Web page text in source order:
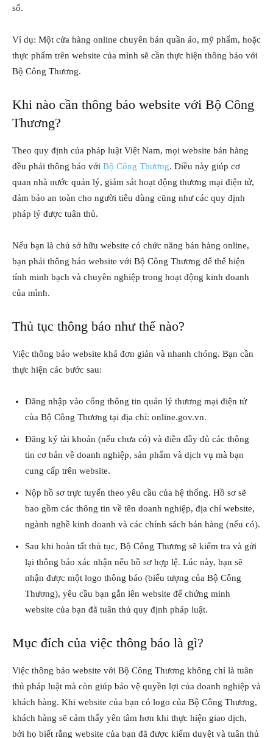
số.
Ví dụ: Một cửa hàng online chuyên bán quần áo, mỹ phẩm, hoặc
thực phẩm trên website của mình sẽ cần thực hiện thông báo với
Bộ Công Thương.
Khi nào cần thông báo website với Bộ Công
Thương?
Theo quy định của pháp luật Việt Nam, mọi website bán hàng
đều phải thông báo với Bộ Công Thương. Điều này giúp cơ
quan nhà nước quản lý, giám sát hoạt động thương mại điện tử,
đảm bảo an toàn cho người tiêu dùng cũng như các quy định
pháp lý được tuân thủ.
Nếu bạn là chủ sở hữu website có chức năng bán hàng online,
bạn phải thông báo website với Bộ Công Thương để thể hiện
tính minh bạch và chuyên nghiệp trong hoạt động kinh doanh
của mình.
Thủ tục thông báo như thế nào?
Việc thông báo website khá đơn giản và nhanh chóng. Bạn cần
thực hiện các bước sau:
Đăng nhập vào cổng thông tin quản lý thương mại điện tử
của Bộ Công Thương tại địa chỉ: online.gov.vn.
Đăng ký tài khoản (nếu chưa có) và điền đầy đủ các thông
tin cơ bản về doanh nghiệp, sản phẩm và dịch vụ mà bạn
cung cấp trên website.
Nộp hồ sơ trực tuyến theo yêu cầu của hệ thống. Hồ sơ sẽ
bao gồm các thông tin về tên doanh nghiệp, địa chỉ website,
ngành nghề kinh doanh và các chính sách bán hàng (nếu có).
Sau khi hoàn tất thủ tục, Bộ Công Thương sẽ kiểm tra và gửi
lại thông báo xác nhận nếu hồ sơ hợp lệ. Lúc này, bạn sẽ
nhận được một logo thông báo (biểu tượng của Bộ Công
Thương), yêu cầu bạn gắn lên website để chứng minh
website của bạn đã tuân thủ quy định pháp luật.
Mục đích của việc thông báo là gì?
Việc thông báo website với Bộ Công Thương không chỉ là tuân
thủ pháp luật mà còn giúp bảo vệ quyền lợi của doanh nghiệp và
khách hàng. Khi website của bạn có logo của Bộ Công Thương,
khách hàng sẽ cảm thấy yên tâm hơn khi thực hiện giao dịch,
bởi họ biết rằng website của bạn đã được kiểm duyệt và tuân thủ